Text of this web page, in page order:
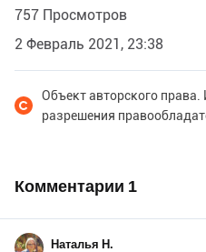
757 Просмотров
2 Февраль 2021, 23:38
Объект авторского права.
разрешения
Комментарии 1
Наталья Н.